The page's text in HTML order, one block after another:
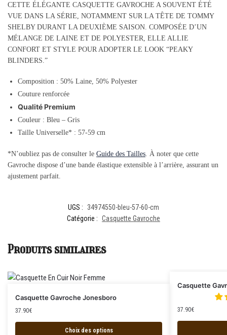
CETTE ÉLÉGANTE CASQUETTE GAVROCHE A SOUVENT ÉTÉ
VUE DANS LA SÉRIE, NOTAMMENT SUR LA TÊTE DE TOMMY
SHELBY DURANT LA DEUXIÈME SAISON. COMPOSÉE D’UN
MÉLANGE DE LAINE ET DE POLYESTER, ELLE ALLIE
CONFORT ET STYLE POUR ADOPTER LE LOOK “PEAKY
BLINDERS.”
Composition : 50% Laine, 50% Polyester
Couture renforcée
Qualité Premium
Couleur : Bleu – Gris
Taille Universelle* : 57-59 cm
*N’oubliez pas de consulter le Guide des Tailles . À noter que cette
Gavroche dispose d’une bande élastique extensible à l’arrière, assurant un
ajustement parfait.
UGS :
34974550-bleu-57-60-cm
Catégorie : Casquette Gavroche
Produits similaires
Casquette Gavroche Jonesboro
37.90€
Choix des options
Casquette
37.90€